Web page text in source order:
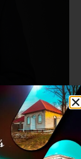
יש נימוסים